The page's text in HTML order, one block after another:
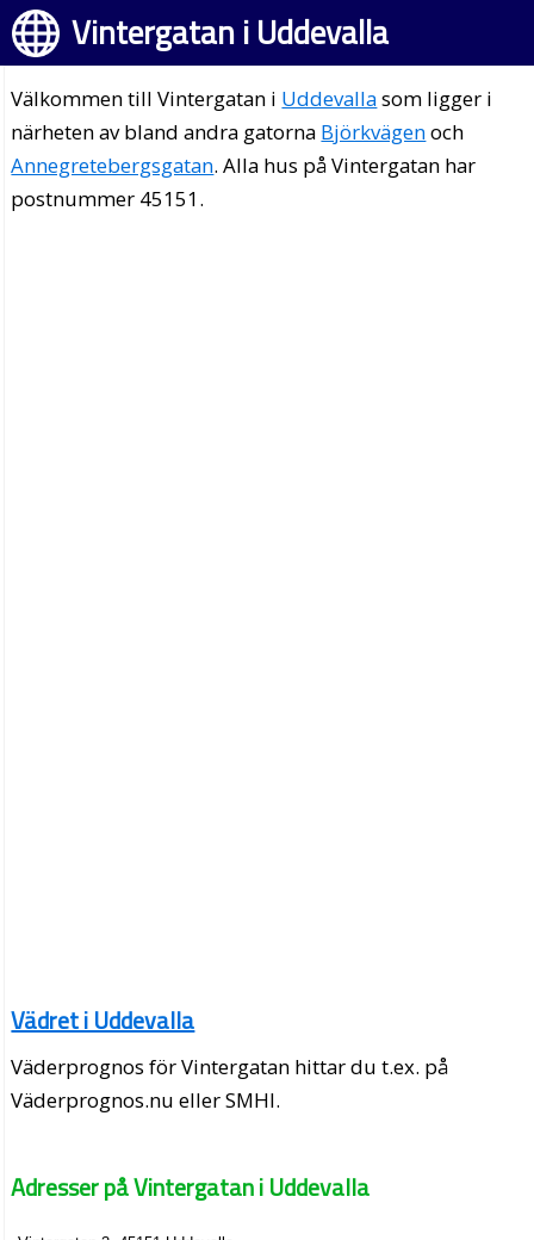
Vintergatan i Uddevalla
Välkommen till Vintergatan i Uddevallasom ligger i
närheten av bland andra gatorna Björkvägenoch
Annegretebergsgatan. Alla hus på Vintergatan har
postnummer 45151.
Vädret i Uddevalla
Väderprognos för Vintergatan hittar du t.ex. på
Väderprognos.nu eller SMHI.
Adresser på Vintergatan i Uddevalla